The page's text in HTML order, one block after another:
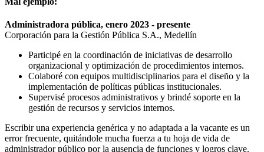
Administradora pública, enero 2023 - presente
Corporación para la Gestión Pública S.A., Medellín
Participé en la coordinación de iniciativas de desarrollo
organizacional y optimización de procedimientos internos.
Colaboré con equipos multidisciplinarios para el diseño y la
implementación de políticas públicas institucionales.
Supervisé procesos administrativos y brindé soporte en la
gestión de recursos y servicios internos.
Escribir una experiencia genérica y no adaptada a la vacante es un
error frecuente, quitándole mucha fuerza a tu hoja de vida de
administrador público por la ausencia de funciones y logros clave.